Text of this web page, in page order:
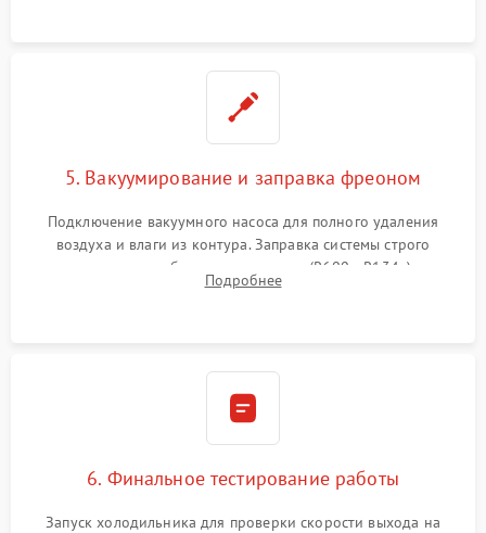
5. Вакуумирование и заправка фреоном
Подключение вакуумного насоса для полного удаления
воздуха и влаги из контура. Заправка системы строго
дозированным объемом хладагента (R600a, R134a) по
электронным весам. Контроль рабочего давления в системе.
Подробнее
6. Финальное тестирование работы
Запуск холодильника для проверки скорости выхода на